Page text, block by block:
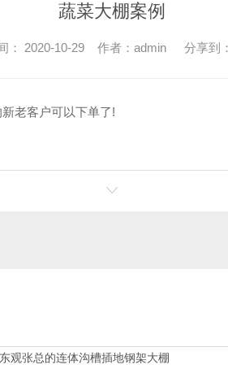
蔬菜大棚案例
： 2020-10-29 作者：admin 分享到：
老客户可以下单了!